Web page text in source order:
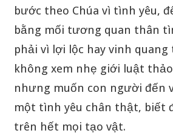
bước theo Chúa vì tình yêu,
bằng mối tương quan thân
phải vì lợi lộc hay vinh quang
không xem nhẹ giới luật
nhưng muốn con người đến
một tình yêu chân thật, biết
trên hết mọi tạo vật.